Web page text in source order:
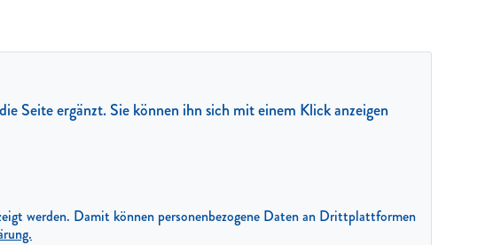
Seite ergänzt. Sie können ihn sich mit einem Klick anzeigen
werden. Damit können personenbezogene Daten an Drittplattformen